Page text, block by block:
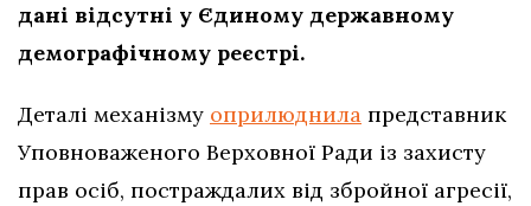
дані відсутні у Єдиному державному
демографічному реєстрі.
Деталі механізму оприлюднила представник
Уповноваженого Верховної Ради із захисту
прав осіб, постраждалих від збройної агресії,